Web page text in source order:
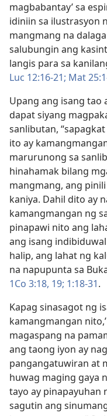
magbabantay’ sa
idiniin sa ilustrasyon
mangmang na
salubungin ang
langis para sa
Luc 12:16-21; Mat
Upang ang isang tao
dapat siyang
sanlibutan,
ito ay
marurunong sa
hinahamak bilang
mangmang, ang
kaniya. Dahil dito ay
kamangmangan ng
pinapawi nito ang
ang isang
halip, ang lahat ng
na napupunta sa
1Co 3:18, 19; 1:18-31.
Kapag sinasagot ng
kamangmangan
magaspang na
ang taong iyon ay
pangangatuwiran at
huwag maging gaya
tayo ay pinapayuhan
sagutin ang